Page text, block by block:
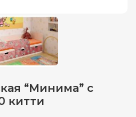
“Минима” с
китти